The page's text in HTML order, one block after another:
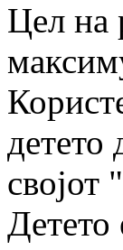
Цел на
детето
својот
Детето